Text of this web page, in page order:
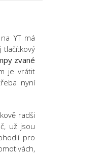
YT má
zvané
je vrátit
nyní
radši
už jsou
pro